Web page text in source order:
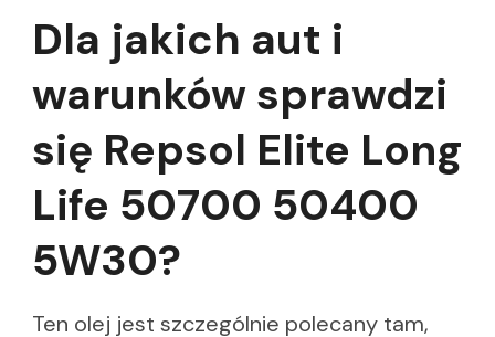
Dla jakich aut i
warunków sprawdzi
się Repsol Elite Long
Life 50700 50400
5W30?
Ten olej jest szczególnie polecany tam,